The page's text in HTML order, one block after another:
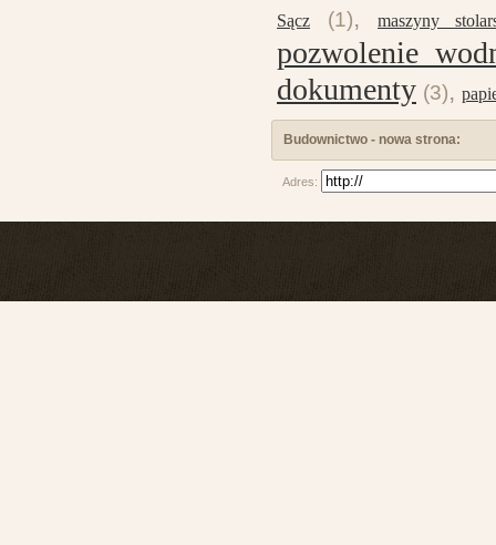
Sącz (1), maszyny
pozwolenie
dokumenty (3),
Budownictwo - nowa strona:
Adres: